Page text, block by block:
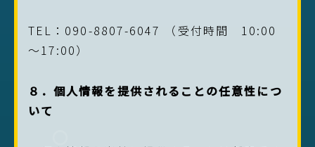
TEL：090-8807-6047 （受付時間 10:00
～17:00）
８．個人情報を提供されることの任意性につ
いて